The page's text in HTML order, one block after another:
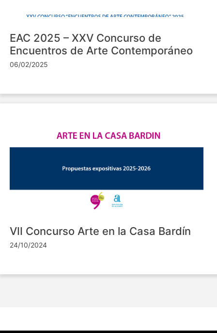
EAC 2025 – XXV Concurso de
Encuentros de Arte Contemporáneo
06/02/2025
VII Concurso Arte en la Casa Bardín
24/10/2024